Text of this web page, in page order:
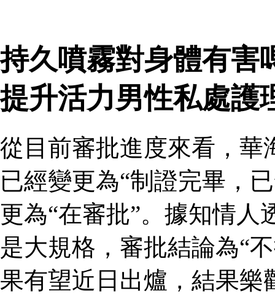
持久噴霧對身體有害
提升活力男性私處護
從目前審批進度來看，華
已經變更為“制證完畢，
更為“在審批”。據知情
是大規格，審批結論為“
果有望近日出爐，結果樂